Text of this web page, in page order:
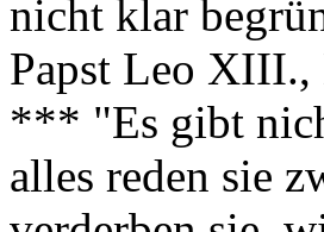
nicht klar
Papst Leo
*** "Es gibt
alles reden sie